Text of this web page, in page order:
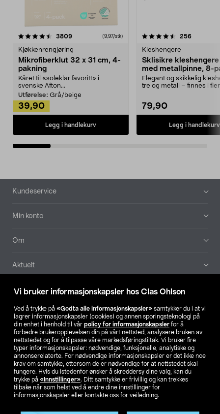
Vi bruker informasjonskapsler hos Clas Ohlson
Ved å trykke på «Godta alle informasjonskapsler» samtykker du i at vi
lagrer informasjonskapsler (cookies) og annen sporingsteknologi på
din enhet i henhold til vår policy for informasjonskapsler for å
forbedre brukeropplevelsen din på vårt nettsted, analysere bruken av
nettstedet og for å tilpasse våre markedsføringstiltak. Vi bruker fire
typer informasjonskapsler: nødvendige, funksjonelle, analytiske og
annonserelaterte. For nødvendige informasjonskapsler er det ikke noe
krav om samtykke, ettersom de er nødvendige for at nettstedet skal
fungere. Hvis du istedenfor ønsker å skreddersy dine valg, kan du
trykke på «Innstillinger». Ditt samtykke er frivillig og kan trekkes
tilbake når som helst ved å endre dine innstillinger for
informasjonskapsler eller kontakte oss for veiledning.
3809anmeldelser(9,97/stk)
Kjøkkenrengjøring
Mikrofiberklut 32 x 31 cm, 4-
pakning
Kåret til «soleklar favoritt» i
svenske Afton...
Utførelse: Grå/beige
39,90
Legg i handlekurv
4.5av 5 stjerner 256
Kleshengere
Sklisikre
med metallpinne, 8-
Elegant og skikkelig
tre og metall – finnes i
79,90
Legg i handlekurv
4.5av 5 stjerner
Bunntekst
Kundeservice
Min konto
Om
Aktuelt
Våre selskaper
Finn din butikk
SE NO FI